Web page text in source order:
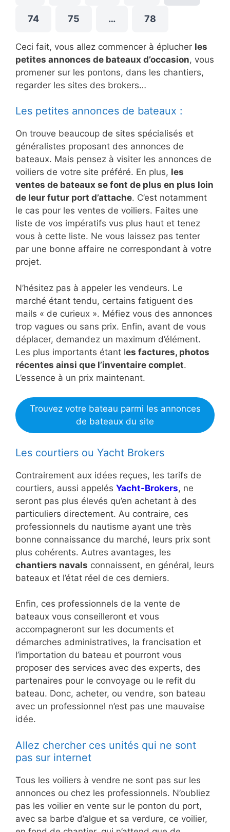
74 75 … 78
Ceci fait, vous allez commencer à éplucher les
petites annonces de bateaux d’occasion, vous
promener sur les pontons, dans les chantiers,
regarder les sites des brokers…
Les petites annonces de bateaux :
On trouve beaucoup de sites spécialisés et
généralistes proposant des annonces de
bateaux. Mais pensez à visiter les annonces de
voiliers de votre site préféré. En plus, les
ventes de bateaux se font de plus en plus loin
de leur futur port d’attache. C’est notamment
le cas pour les ventes de voiliers. Faites une
liste de vos impératifs vus plus haut et tenez
vous à cette liste. Ne vous laissez pas tenter
par une bonne affaire ne correspondant à votre
projet.
N’hésitez pas à appeler les vendeurs. Le
marché étant tendu, certains fatiguent des
mails « de curieux ». Méfiez vous des annonces
trop vagues ou sans prix. Enfin, avant de vous
déplacer, demandez un maximum d’élément.
Les plus importants étant les factures, photos
récentes ainsi que l’inventaire complet.
L’essence à un prix maintenant.
Trouvez votre bateau parmi les annonces
de bateaux du site
Les courtiers ou Yacht Brokers
Contrairement aux idées reçues, les tarifs de
courtiers, aussi appelés Yacht-Brokers, ne
seront pas plus élevés qu’en achetant à des
particuliers directement. Au contraire, ces
professionnels du nautisme ayant une très
bonne connaissance du marché, leurs prix sont
plus cohérents. Autres avantages, les
chantiers navals connaissent, en général, leurs
bateaux et l’état réel de ces derniers.
Enfin, ces professionnels de la vente de
bateaux vous conseilleront et vous
accompagneront sur les documents et
démarches administratives, la francisation et
l’importation du bateau et pourront vous
proposer des services avec des experts, des
partenaires pour le convoyage ou le refit du
bateau. Donc, acheter, ou vendre, son bateau
avec un professionnel n’est pas une mauvaise
idée.
Allez chercher ces unités qui ne sont
pas sur internet
Tous les voiliers à vendre ne sont pas sur les
annonces ou chez les professionnels. N’oubliez
pas les voilier en vente sur le ponton du port,
avec sa barbe d’algue et sa verdure, ce voilier,